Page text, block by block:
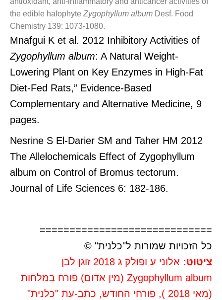
the edible halophyte Zygophyllum album Desf. Food
Chemistry 139: 1073-1080.
Mnafgui K et al. 2012 Inhibitory Activities of
Zygophyllum album: A Natural Weight-
Lowering Plant on Key Enzymes in High-Fat
Diet-Fed Rats,” Evidence-Based
Complementary and Alternative Medicine, 9
pages.
Nesrine S El-Darier SM and Taher HM 2012
The Allelochemicals Effect of Zygophyllum
album on Control of Bromus tectorum.
Journal of Life Sciences 6: 182-186.
=============================
כל הזכויות שמורות ל"כלנית" ©
ציטוט:
אלוני ע ופולק ג 2018 זוגן לבן
Zygophyllum album (מין אדום) פורח במלחות
(מאי 2018 ), פורחי החודש, כתב-עת "כלנית"